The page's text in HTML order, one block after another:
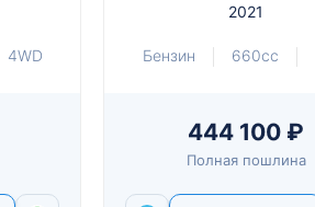
4WD
2021
Бензин 660cc
444 100 ₽
Полная пошлина